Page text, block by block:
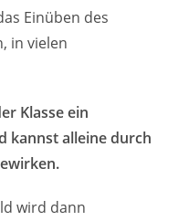
Einüben des
in vielen
Klasse ein
kannst alleine durch
wird dann